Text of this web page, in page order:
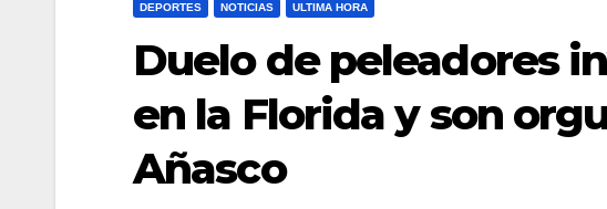
DEPORTES NOTICIAS ULTIMA HORA
Duelo de peleadores
en la Florida y son
Añasco